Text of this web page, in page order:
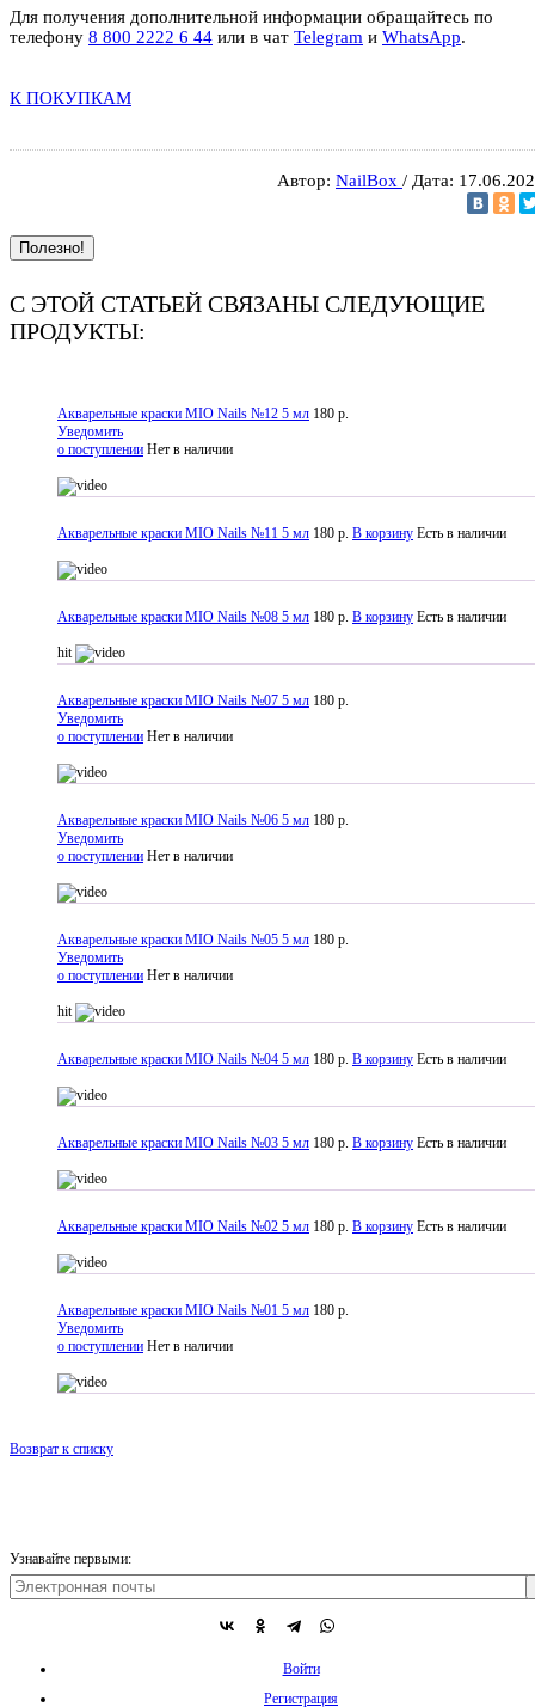
Для получения дополнительной информации обращайтесь по
телефону 8 800 2222 6 44 или в чат Telegram и WhatsApp.
К ПОКУПКАМ
Автор: NailBox / Дата:
Полезно!
С ЭТОЙ СТАТЬЕЙ СВЯЗАНЫ СЛЕДУЮЩИЕ
ПРОДУКТЫ:
Акварельные краски MIO Nails №12 5 мл 180 р.
Уведомить
о поступлении Нет в наличии
Акварельные краски MIO Nails №11 5 мл 180 р. В корзину Есть в наличии
Акварельные краски MIO Nails №08 5 мл 180 р. В корзину Есть в наличии
hit
Акварельные краски MIO Nails №07 5 мл 180 р.
Уведомить
о поступлении Нет в наличии
Акварельные краски MIO Nails №06 5 мл 180 р.
Уведомить
о поступлении Нет в наличии
Акварельные краски MIO Nails №05 5 мл 180 р.
Уведомить
о поступлении Нет в наличии
hit
Акварельные краски MIO Nails №04 5 мл 180 р. В корзину Есть в наличии
Акварельные краски MIO Nails №03 5 мл 180 р. В корзину Есть в наличии
Акварельные краски MIO Nails №02 5 мл 180 р. В корзину Есть в наличии
Акварельные краски MIO Nails №01 5 мл 180 р.
Уведомить
о поступлении Нет в наличии
Возврат к списку
Узнавайте первыми:
Войти
Регистрация